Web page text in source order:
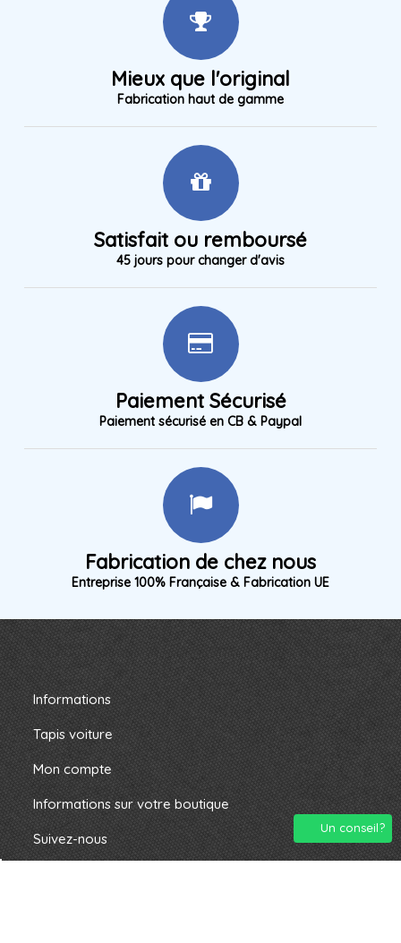
Mieux que l'original
Fabrication haut de gamme
Satisfait ou remboursé
45 jours pour changer d'avis
Paiement Sécurisé
Paiement sécurisé en CB & Paypal
Fabrication de chez nous
Entreprise 100% Française & Fabrication UE
Informations
Tapis voiture
Mon compte
Informations sur votre boutique
Suivez-nous
Un conseil?